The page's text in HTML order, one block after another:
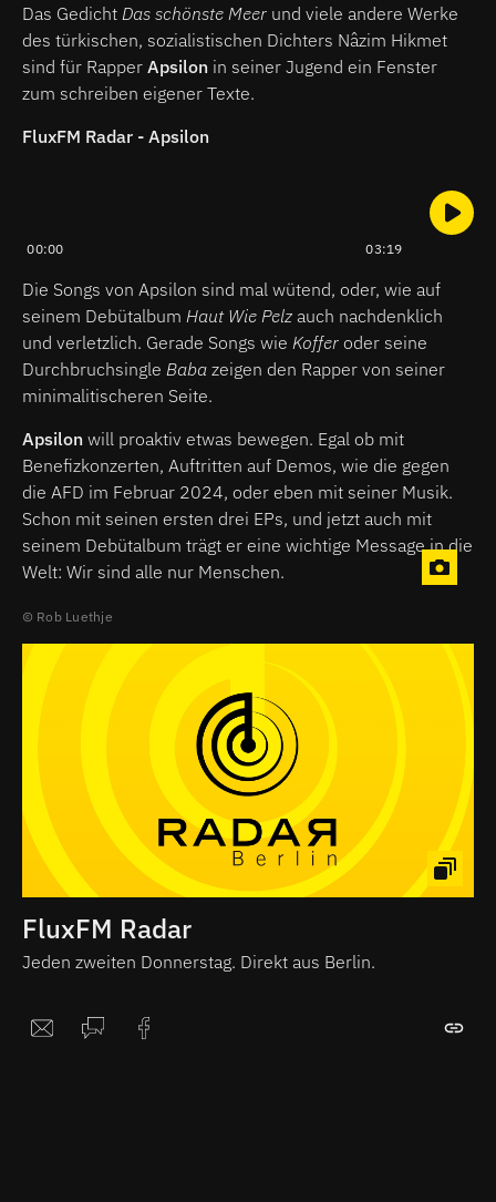
Das Gedicht Das schönste Meer und viele andere Werke
des türkischen, sozialistischen Dichters Nâzim Hikmet
sind für Rapper Apsilon in seiner Jugend ein Fenster
zum schreiben eigener Texte.
FluxFM Radar - Apsilon
00:00 03:19
Die Songs von Apsilon sind mal wütend, oder, wie auf
seinem Debütalbum Haut Wie Pelz auch nachdenklich
und verletzlich. Gerade Songs wie Koffer oder seine
Durchbruchsingle Baba zeigen den Rapper von seiner
minimalitischeren Seite.
Apsilon will proaktiv etwas bewegen. Egal ob mit
Benefizkonzerten, Auftritten auf Demos, wie die gegen
die AFD im Februar 2024, oder eben mit seiner Musik.
Schon mit seinen ersten drei EPs, und jetzt auch mit
seinem Debütalbum trägt er eine wichtige Message in die
Welt: Wir sind alle nur Menschen.
Rob Luethje
FluxFM Radar
Jeden zweiten Donnerstag. Direkt aus Berlin.